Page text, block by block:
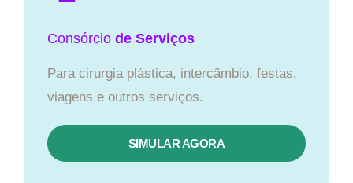
Consórcio de Serviços
Para cirurgia plástica, intercâmbio, festas,
viagens e outros serviços.
SIMULAR AGORA